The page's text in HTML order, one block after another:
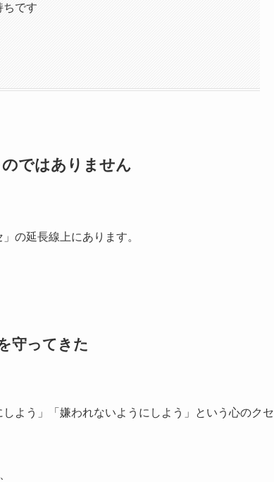
ちです
ではありません
の延長線上にあります。
守ってきた
よう」「嫌われないようにしよう」という心のクセ